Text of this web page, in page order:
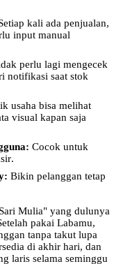
kali ada penjualan,
input manual
perlu lagi mengecek
notifikasi saat stok
usaha bisa melihat
visual kapan saja
Cocok untuk
Bikin pelanggan tetap
Mulia" yang dulunya
pakai Labamu,
tanpa takut lupa
di akhir hari, dan
laris selama seminggu